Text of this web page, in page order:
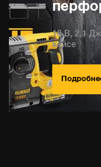
18 В, 2.1
кейсе